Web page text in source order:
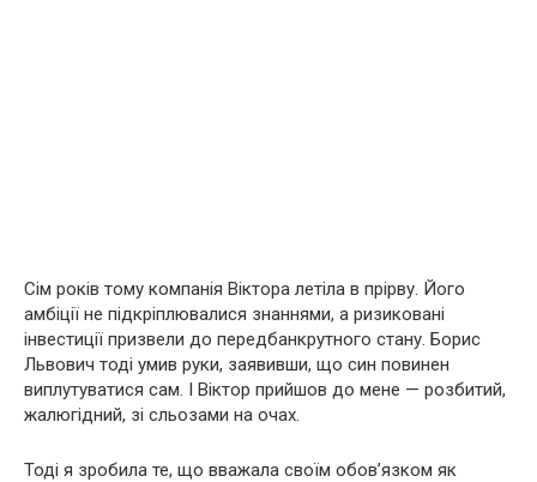
Сім років тому компанія Віктора летіла в прірву. Його
амбіції не підкріплювалися знаннями, а ризиковані
інвестиції призвели до передбанкрутного стану. Борис
Львович тоді умив руки, заявивши, що син повинен
виплутуватися сам. І Віктор прийшов до мене — розбитий,
жалюгідний, зі сльозами на очах.
Тоді я зробила те, що вважала своїм обов’язком як